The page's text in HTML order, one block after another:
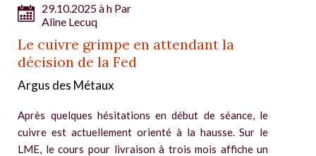
29.10.2025 à h Par
Aline Lecuq
Le cuivre grimpe en attendant la
décision de la Fed
Argus des Métaux
Après quelques hésitations en début de séance, le
cuivre est actuellement orienté à la hausse. Sur le
LME, le cours pour livraison à trois mois affiche un